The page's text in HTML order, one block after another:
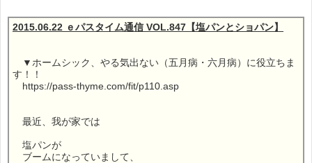
2015.06.22 ｅパスタイム通信 VOL.847【塩パンとショパン】
▼ホームシック、やる気出ない（五月病・六月病）に役立ちま
す！！
https://pass-thyme.com/fit/p110.asp
最近、我が家では
塩パンが
ブームになっていまして、